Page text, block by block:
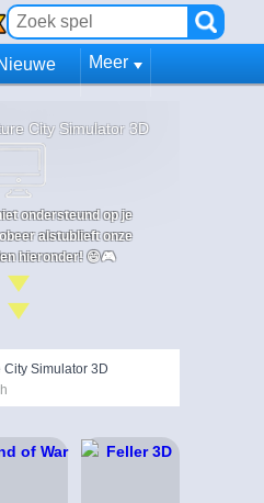
Meer
City Simulator 3D
ondersteund op je
alstublieft onze
hieronder! 😄🎮
City Simulator 3D